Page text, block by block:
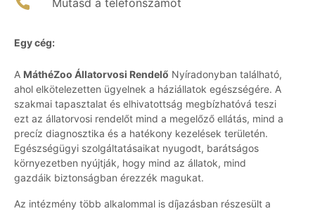
Mutasd a telefonszámot
Egy cég:
A MáthéZoo Állatorvosi Rendelő Nyíradonyban található,
ahol elkötelezetten ügyelnek a háziállatok egészségére. A
szakmai tapasztalat és elhivatottság megbízhatóvá teszi
ezt az állatorvosi rendelőt mind a megelőző ellátás, mind a
precíz diagnosztika és a hatékony kezelések területén.
Egészségügyi szolgáltatásaikat nyugodt, barátságos
környezetben nyújtják, hogy mind az állatok, mind
gazdáik biztonságban érezzék magukat.
Az intézmény több alkalommal is díjazásban részesült a